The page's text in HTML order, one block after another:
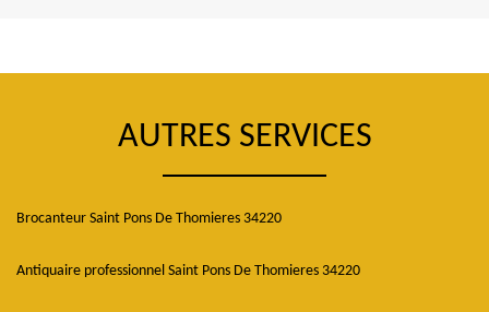
AUTRES SERVICES
Brocanteur Saint Pons De Thomieres 34220
Antiquaire professionnel Saint Pons De Thomieres 34220